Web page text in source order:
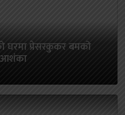
घरमा प्रेसरकुकर बमको
आशंका